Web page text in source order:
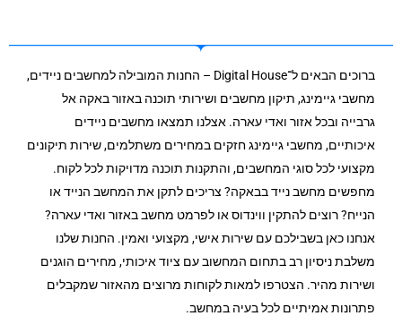
ברוכים הבאים ל־Digital House – החנות המובילה למחשבים ניידים,
מחשבי גיימינג, תיקון מחשבים ושירותי תוכנה באזור באקה אל
גרבייה ובכל אזור ואדי עארה. אצלנו תמצאו מחשבים ניידים
איכותיים, מחשבי גיימינג חזקים במחירים משתלמים, שירות תיקונים
מקצועי לכל סוגי המחשבים, והתקנות תוכנה מדויקות לכל לקוח.
מחפשים מחשב נייד בבאקה? צריכים לתקן את המחשב הנייד או
הנייח? רוצים להתקין ווינדוס או לפרמט מחשב באזור ואדי עארה?
אנחנו כאן בשבילכם עם שירות אישי, מקצועי ואמין. החנות שלנו
משלבת ניסיון רב בתחום המחשוב עם ציוד איכותי, מחירים הוגנים
ושירות מהיר. הצטרפו למאות לקוחות מרוצים מהאזור שמקבלים
פתרונות אמיתיים לכל בעיה במחשב.